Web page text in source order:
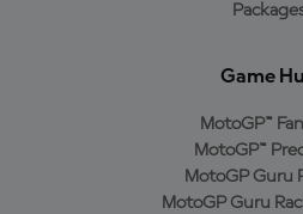
Game
MotoGP™
MotoGP™
MotoGP Guru
MotoGP Guru